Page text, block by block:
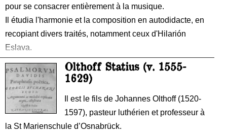
pour se consacrer entièrement à la musique.
Il étudia l'harmonie et la composition en autodidacte, en
recopiant divers traités, notamment ceux d'Hilarión
Eslava.
En 1887, alors qu'il était organiste à la cathédrale de
Tudela, il remporta le concours pour le poste d'organiste
principal de la cathédrale de Burgos, l'année suivante,
bénéficiant d'une dérogation d'âge, il fut ordonné prêtre.
Il devint directeur de l’Académie municipale de musique
en 1893 et directeur artistique de la chorale « Orfeón
Olthoff Statius (v. 1555-
1629)
Il est le fils de Johannes Olthoff (1520-
1597), pasteur luthérien et professeur à
la St Marienschule d’Osnabrück.